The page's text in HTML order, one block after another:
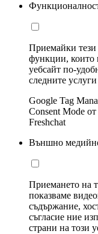
Приемайки
функции, които
уебсайт по-
следните
Google Tag
Consent Mode
Freshchat
Външно
Приемането на
показваме
съдържание,
съгласие ние
страни на този